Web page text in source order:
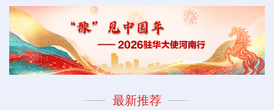
最新推荐